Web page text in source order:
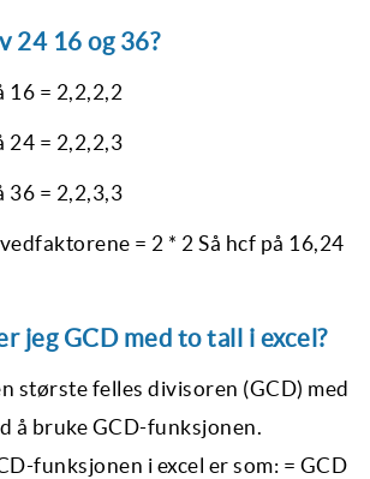
24 16 og 36?
16 = 2,2,2,2
24 = 2,2,2,3
36 = 2,2,3,3
= 2 * 2 Så hcf på 16,24
jeg GCD med to tall i excel?
største felles divisoren (GCD) med
å bruke GCD-funksjonen.
funksjonen i excel er som: = GCD